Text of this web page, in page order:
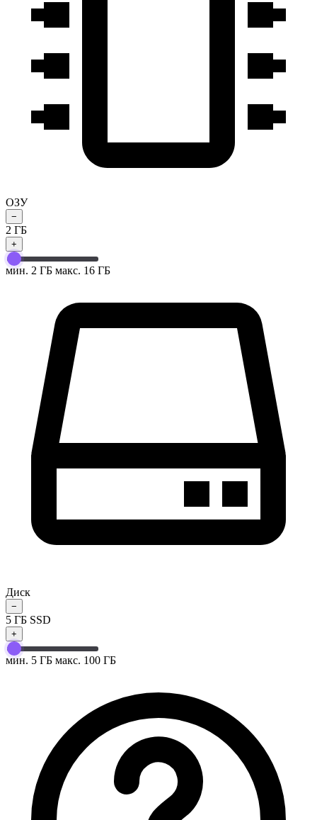
ОЗУ
−
2 ГБ
+
мин. 2 ГБ макс. 16 ГБ
Диск
−
5 ГБ SSD
+
мин. 5 ГБ макс. 100 ГБ